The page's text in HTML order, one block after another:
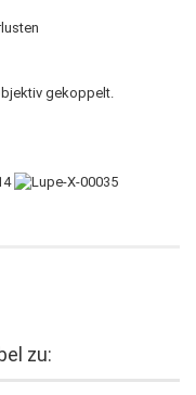
gekoppelt.
zu: